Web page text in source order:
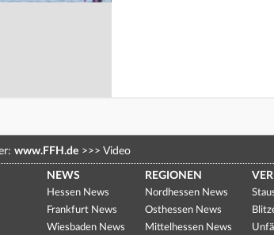
www.FFH.de >>> Video
NEWS
Hessen News
Frankfurt News
Wiesbaden News
REGIONEN
Nordhessen News
Osthessen News
Mittelhessen News